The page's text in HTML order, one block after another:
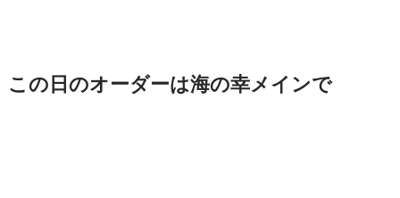
この日のオーダーは海の幸メインで